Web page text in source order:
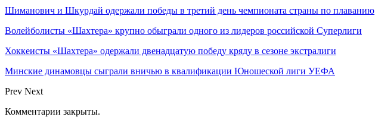
Шиманович и Шкурдай одержали победы в третий день чемпионата страны по плаванию
Волейболисты «Шахтера» крупно обыграли одного из лидеров российской Суперлиги
Хоккеисты «Шахтера» одержали двенадцатую победу кряду в сезоне экстралиги
Минские динамовцы сыграли вничью в квалификации Юношеской лиги УЕФА
Prev Next
Комментарии закрыты.